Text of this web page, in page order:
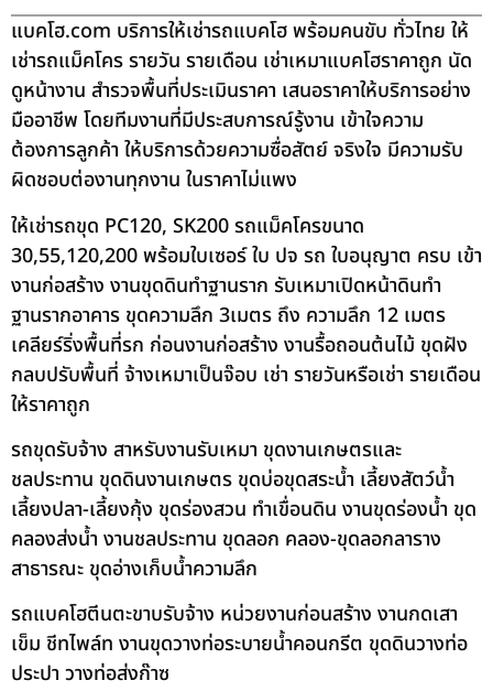
แบคโฮ.com บริการให้เช่ารถแบคโฮ พร้อมคนขับ ทั่วไทย ให้
เช่ารถแม็คโคร รายวัน รายเดือน เช่าเหมาแบคโฮราคาถูก นัด
ดูหน้างาน สำรวจพื้นที่ประเมินราคา เสนอราคาให้บริการอย่าง
มืออาชีพ โดยทีมงานที่มีประสบการณ์รู้งาน เข้าใจความ
ต้องการลูกค้า ให้บริการด้วยความซื่อสัตย์ จริงใจ มีความรับ
ผิดชอบต่องานทุกงาน ในราคาไม่แพง
ให้เช่ารถขุด PC120, SK200 รถแม็คโครขนาด
30,55,120,200 พร้อมใบเซอร์ ใบ ปจ รถ ใบอนุญาต ครบ เข้า
งานก่อสร้าง งานขุดดินทำฐานราก รับเหมาเปิดหน้าดินทำ
ฐานรากอาคาร ขุดความลึก 3เมตร ถึง ความลึก 12 เมตร
เคลียร์ริ่งพื้นที่รก ก่อนงานก่อสร้าง งานรื้อถอนต้นไม้ ขุดฝัง
กลบปรับพื้นที่ จ้างเหมาเป็นจ๊อบ เช่า รายวันหรือเช่า รายเดือน
ให้ราคาถูก
รถขุดรับจ้าง สาหรับงานรับเหมา ขุดงานเกษตรและ
ชลประทาน ขุดดินงานเกษตร ขุดบ่อขุดสระน้ำ เลี้ยงสัตว์น้ำ
เลี้ยงปลา-เลี้ยงกุ้ง ขุดร่องสวน ทำเขื่อนดิน งานขุดร่องน้ำ ขุด
คลองส่งน้ำ งานชลประทาน ขุดลอก คลอง-ขุดลอกลาราง
สาธารณะ ขุดอ่างเก็บน้ำความลึก
รถแบคโฮตีนตะขาบรับจ้าง หน่วยงานก่อนสร้าง งานกดเสา
เข็ม ชีทไพล์ท งานขุดวางท่อระบายน้ำคอนกรีต ขุดดินวางท่อ
ประปา วางท่อส่งก๊าซ